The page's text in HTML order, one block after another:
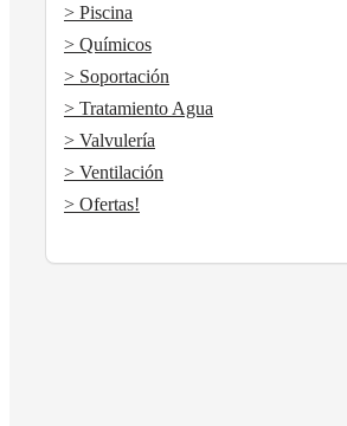
> Piscina
> Químicos
> Soportación
> Tratamiento Agua
> Valvulería
> Ventilación
> Ofertas!